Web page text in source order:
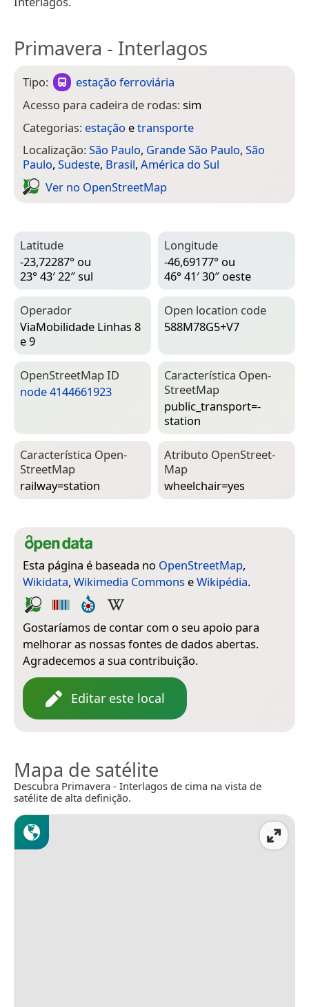
Primavera - Interlagos
Tipo:
estação ferroviária
Acesso para cadeira de rodas:sim
Categorias: estação etransporte
Localização:São Paulo, Grande São Paulo, São
Paulo, Sudeste, Brasil, América do Sul
Ver no Open­Street­Map
Latitude
-23,72287° ou
23° 43′ 22″ sul
Longitude
-46,69177° ou
46° 41′ 30″ oeste
Operador
ViaMobilidade Linhas 8
e 9
Open location code
588M78G5+V7
Open­Street­Map ID
node 4144661923
Característica Open­
Street­Map
public_transport=­
station
Característica Open­
Street­Map
railway=­station
Atributo Open­Street­
Map
wheelchair=­yes
Esta página é baseada no OpenStreetMap,
Wikidata, Wikimedia Commons eWikipédia.
Gostaríamos de contar com o seu apoio para
melhorar as nossas fontes de dados abertas.
Agradecemos a sua contribuição.
Editar este local
Mapa de satélite
Descubra Primavera - Interlagos de cima na vista de
satélite de alta definição.